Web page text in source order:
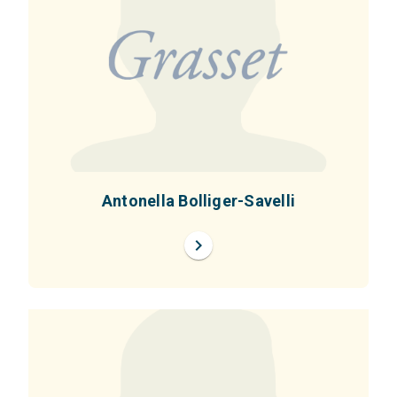
Antonella Bolliger-Savelli
chevron_right